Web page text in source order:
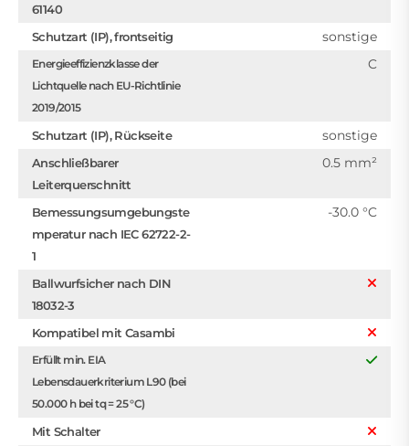
61140
Schutzart (IP), frontseitig sonstige
Energieeffizienzklasse der
Lichtquelle nach EU-Richtlinie
2019/2015
C
Schutzart (IP), Rückseite sonstige
Anschließbarer
Leiterquerschnitt
0.5 mm²
Bemessungsumgebungste
mperatur nach IEC 62722-2-
1
-30.0 °C
Ballwurfsicher nach DIN
18032-3
Kompatibel mit Casambi
Erfüllt min. EIA
Lebensdauerkriterium L90 (bei
50.000 h bei tq = 25 °C)
Mit Schalter